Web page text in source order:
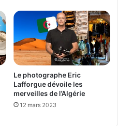
Le photographe Eric
Lafforgue dévoile les
merveilles de l’Algérie
12 mars 2023